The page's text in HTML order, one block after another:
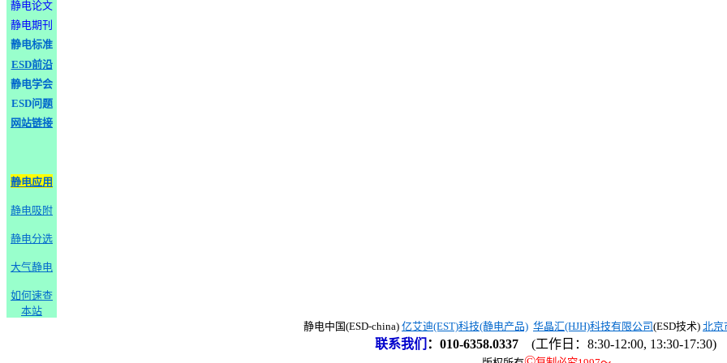
静电论文
静电期刊
静电标准
ESD前沿
静电学会
ESD问题
网站链接
静电应用
静电吸附
静电分选
大气静电
如何速查
本站
静电中国(ESD-china) 亿艾迪(EST)科技(静电产品) 华晶汇(HJH)科技有限公司(ESD技术) 北京
联系我们 ： 010-6358.0337 (工作日：8:30-12:00, 13:30-17:30)